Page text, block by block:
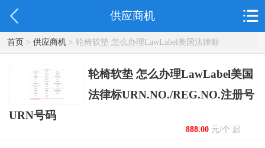
供应商机
首页> 供应商机> 轮椅软垫 怎么办理LawLabel美国法律标
URN.NO./REG.NO.注册号 URN号码
轮椅软垫 怎么办理LawLabel美国
法律标URN.NO./REG.NO.注册号
URN号码
888.00元/个 起